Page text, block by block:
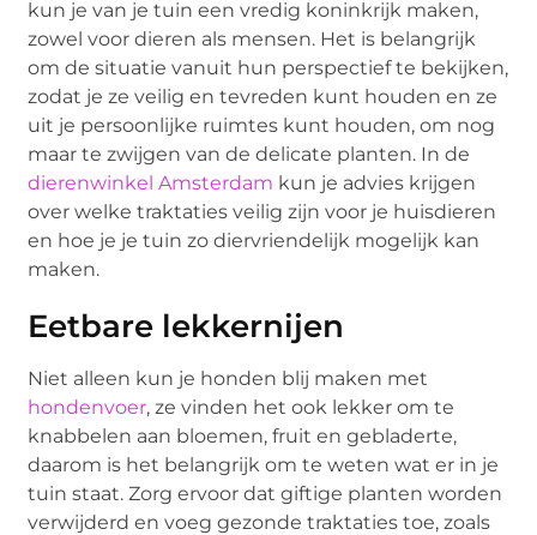
kun je van je tuin een vredig koninkrijk maken,
zowel voor dieren als mensen. Het is belangrijk
om de situatie vanuit hun perspectief te bekijken,
zodat je ze veilig en tevreden kunt houden en ze
uit je persoonlijke ruimtes kunt houden, om nog
maar te zwijgen van de delicate planten. In de
dierenwinkel Amsterdam kun je advies krijgen
over welke traktaties veilig zijn voor je huisdieren
en hoe je je tuin zo diervriendelijk mogelijk kan
maken.
Eetbare lekkernijen
Niet alleen kun je honden blij maken met
hondenvoer, ze vinden het ook lekker om te
knabbelen aan bloemen, fruit en gebladerte,
daarom is het belangrijk om te weten wat er in je
tuin staat. Zorg ervoor dat giftige planten worden
verwijderd en voeg gezonde traktaties toe, zoals